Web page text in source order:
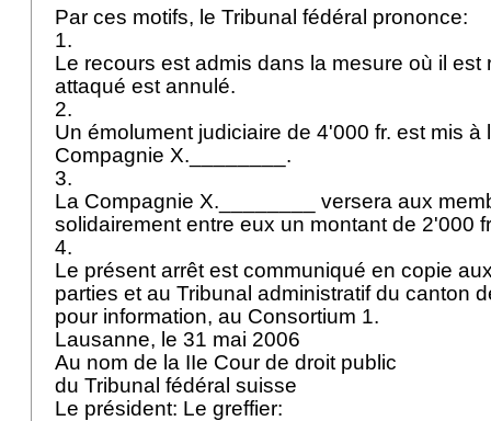
Par ces motifs, le Tribunal fédéral prononce:
1.
Le recours est admis dans la mesure où il est
attaqué est annulé.
2.
Un émolument judiciaire de 4'000 fr. est mis à
Compagnie X.________.
3.
La Compagnie X.________ versera aux
solidairement entre eux un montant de 2'000
4.
Le présent arrêt est communiqué en copie
parties et au Tribunal administratif du canton
pour information, au Consortium 1.
Lausanne, le 31 mai 2006
Au nom de la IIe Cour de droit public
du Tribunal fédéral suisse
Le président: Le greffier: